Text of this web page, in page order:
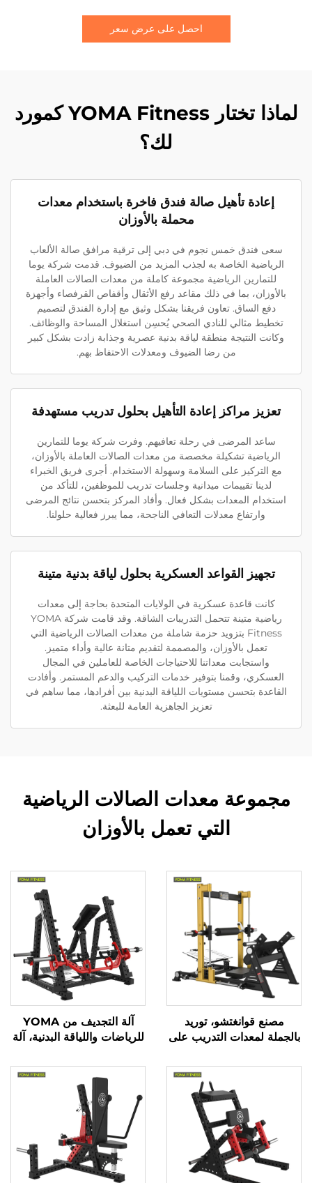
احصل على عرض سعر
لماذا تختار YOMA Fitness كمورد
لك؟
إعادة تأهيل صالة فندق فاخرة باستخدام معدات
محملة بالأوزان
سعى فندق خمس نجوم في دبي إلى ترقية مرافق صالة الألعاب
الرياضية الخاصة به لجذب المزيد من الضيوف. قدمت شركة يوما
للتمارين الرياضية مجموعة كاملة من معدات الصالات العاملة
بالأوزان، بما في ذلك مقاعد رفع الأثقال وأقفاص القرفصاء وأجهزة
دفع الساق. تعاون فريقنا بشكل وثيق مع إدارة الفندق لتصميم
تخطيط مثالي للنادي الصحي يُحسِن استغلال المساحة والوظائف.
وكانت النتيجة منطقة لياقة بدنية عصرية وجذابة زادت بشكل كبير
من رضا الضيوف ومعدلات الاحتفاظ بهم.
تعزيز مراكز إعادة التأهيل بحلول تدريب مستهدفة
ساعد المرضى في رحلة تعافيهم. وفرت شركة يوما للتمارين
الرياضية تشكيلة مخصصة من معدات الصالات العاملة بالأوزان،
مع التركيز على السلامة وسهولة الاستخدام. أجرى فريق الخبراء
لدينا تقييمات ميدانية وجلسات تدريب للموظفين، للتأكد من
استخدام المعدات بشكل فعال. وأفاد المركز بتحسن نتائج المرضى
وارتفاع معدلات التعافي الناجحة، مما يبرز فعالية حلولنا.
تجهيز القواعد العسكرية بحلول لياقة بدنية متينة
كانت قاعدة عسكرية في الولايات المتحدة بحاجة إلى معدات
رياضية متينة تتحمل التدريبات الشاقة. وقد قامت شركة YOMA
Fitness بتزويد حزمة شاملة من معدات الصالات الرياضية التي
تعمل بالأوزان، والمصممة لتقديم متانة عالية وأداء متميز.
واستجابت معداتنا للاحتياجات الخاصة للعاملين في المجال
العسكري، وقمنا بتوفير خدمات التركيب والدعم المستمر. وأفادت
القاعدة بتحسن مستويات اللياقة البدنية بين أفرادها، مما ساهم في
تعزيز الجاهزية العامة للبعثة.
مجموعة معدات الصالات الرياضية
التي تعمل بالأوزان
مصنع قوانغتشو، توريد
بالجملة لمعدات التدريب على
الجسر الوركي ثلاثية الأبعاد
المحملة بالأوزان، مناسبة
للجيم التجاري
آلة التجديف من YOMA
للرياضات واللياقة البدنية، آلة
التغذية الراجعة الجيدة،
معدات صالات رياضية
للمحترفين لممارسة التمارين
الرياضية لبناء العضلات